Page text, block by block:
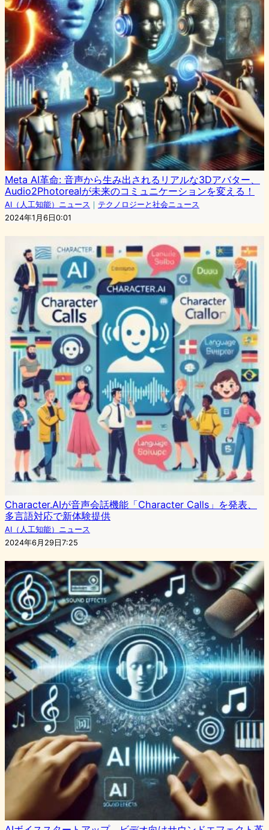
Meta AI革命: 音声から生み出されるリアルな3Dアバター、
Audio2Photorealが未来のコミュニケーションを変える！
AI（人工知能）ニュース ｜ テクノロジーと社会ニュース
2024年1月6日0:01
Character.AIが音声会話機能「Character Calls」を発表、
多言語対応で新体験提供
AI（人工知能）ニュース
2024年6月29日7:25